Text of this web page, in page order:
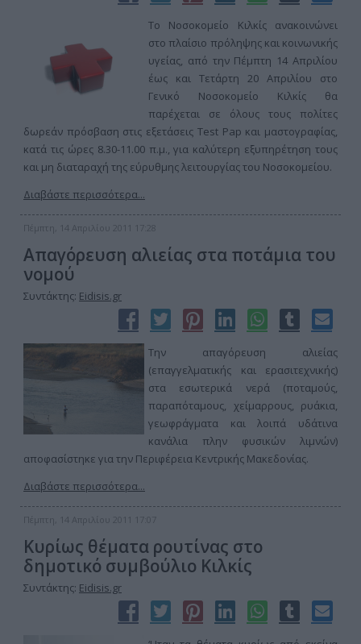
Το Νοσοκομείο Κιλκίς ανακοινώνει
στο πλαίσιο πρόληψης και κοινωνικής
υγείας, από την Πέμπτη 14 Απριλίου
έως και Τετάρτη 20 Απριλίου στο
Γενικό Νοσοκομείο Κιλκίς θα
παρέχεται σε όλους τους πολίτες
δωρεάν πρόσβαση στις εξετάσεις Test Pap και μαστογραφίας,
κατά τις ώρες 8.30-11.00 π.μ., για καλύτερη εξυπηρέτηση τους
και μη διαταραχή της εύρυθμης λειτουργίας του Νοσοκομείου.
Διαβάστε περισσότερα...
Πέμπτη, 14 Απριλίου 2011 17:28
Απαγόρευση αλιείας στα ποτάμια του
νομού
Συντάκτης: Eidisis.gr
Την απαγόρευση αλιείας
(επαγγελματικής και ερασιτεχνικής)
στα εσωτερικά νερά (ποταμούς,
παραπόταμους, χείμαρρους, ρυάκια,
γεωφράγματα και λοιπά υδάτινα
κανάλια πλην φυσικών λιμνών)
αποφασίστηκε για την Περιφέρεια Κεντρικής Μακεδονίας.
Διαβάστε περισσότερα...
Πέμπτη, 14 Απριλίου 2011 17:07
Κυρίως θέματα ρουτίνας στο
δημοτικό συμβούλιο Κιλκίς
Συντάκτης: Eidisis.gr